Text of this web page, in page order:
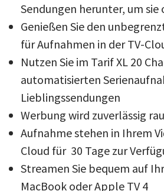
Sendungen herunter, um sie
Genießen Sie den
für Aufnahmen in der TV-
Nutzen Sie im Tarif XL 20
automatisierten
Lieblingssendungen
Werbung wird zuverlässig
Aufnahme stehen in Ihrem
Cloud für 30 Tage zur
Streamen Sie bequem auf
MacBook oder Apple TV 4